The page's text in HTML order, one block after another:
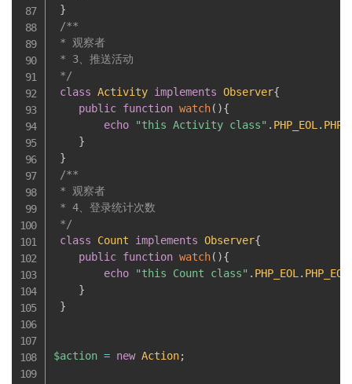
}
/**
* 观察者
* 3、推送活动
*/
class Activity implements Observer{
public function watch( ){
echo
"this Activity class" . PHP_EOL .
}
}
/**
* 观察者
* 4、登录统计次数
*/
class
Count implements Observer{
public function watch( ){
echo
"this Count class" . PHP_EOL . PHP_EOL
}
}
$action = new Action;